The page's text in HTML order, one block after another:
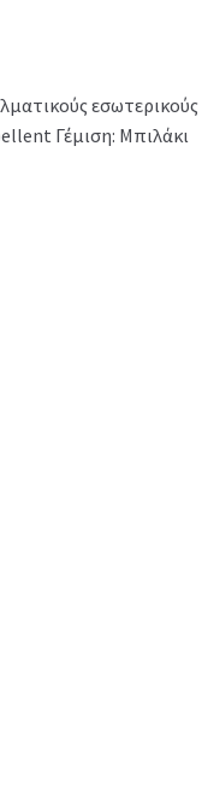
εσωτερικούς
Γέμιση: Μπιλάκι